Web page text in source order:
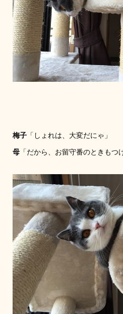
梅子「しょれは、大変だにゃ」
母「だから、お留守番のときもつ